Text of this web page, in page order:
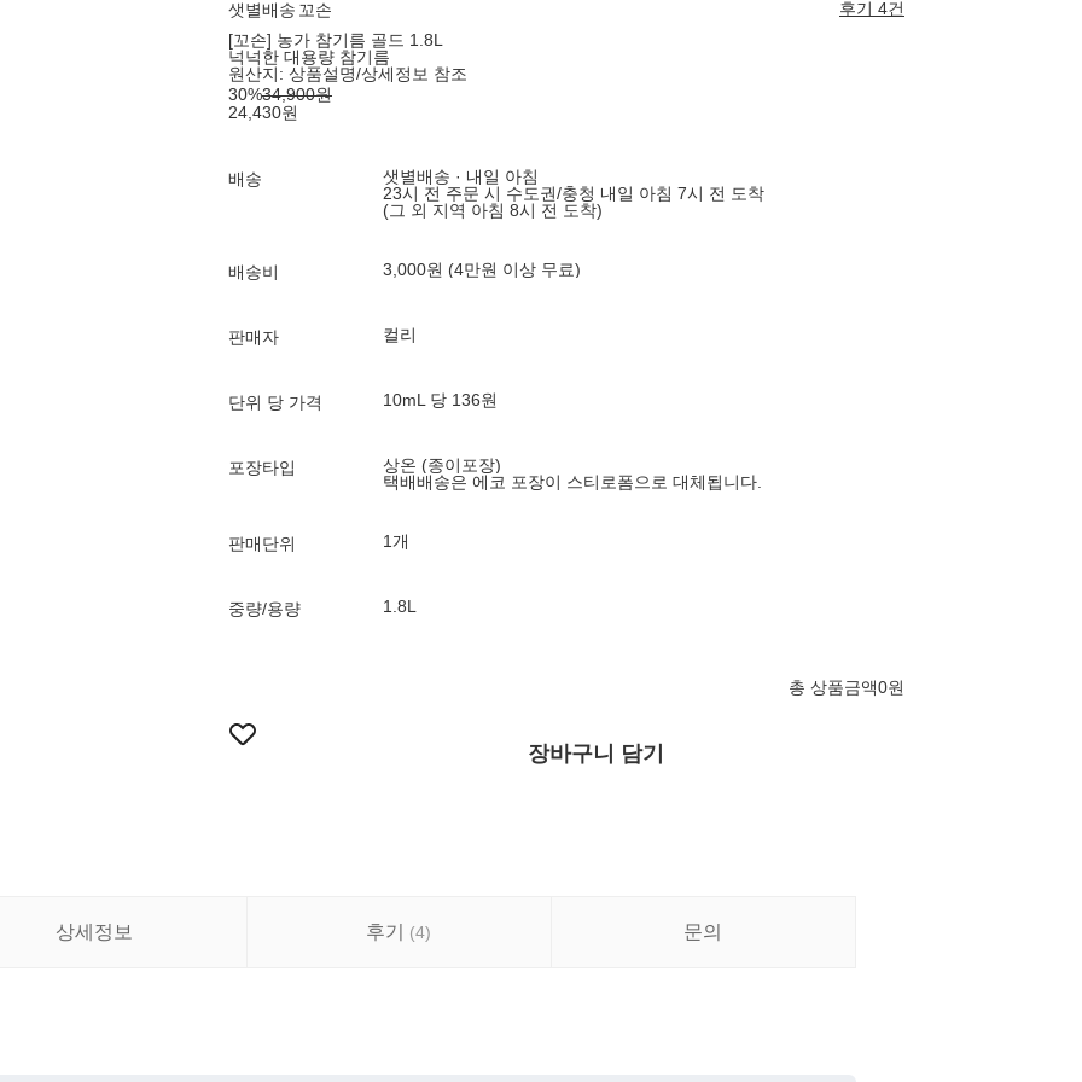
샛별배송 꼬손
후기 4건
[꼬손] 농가 참기름 골드 1.8L
넉넉한 대용량 참기름
원산지: 상품설명/상세정보 참조
30%34,900원
24,430원
배송
샛별배송 · 내일 아침
23시 전 주문 시 수도권/충청 내일 아침 7시 전 도착
(그 외 지역 아침 8시 전 도착)
배송비 3,000원 (4만원 이상 무료)
판매자 컬리
단위 당 가격 10mL 당 136원
포장타입
상온 (종이포장)
택배배송은 에코 포장이 스티로폼으로 대체됩니다.
판매단위 1개
중량/용량 1.8L
총 상품금액0원
장바구니 담기
상세정보 후기 (4) 문의